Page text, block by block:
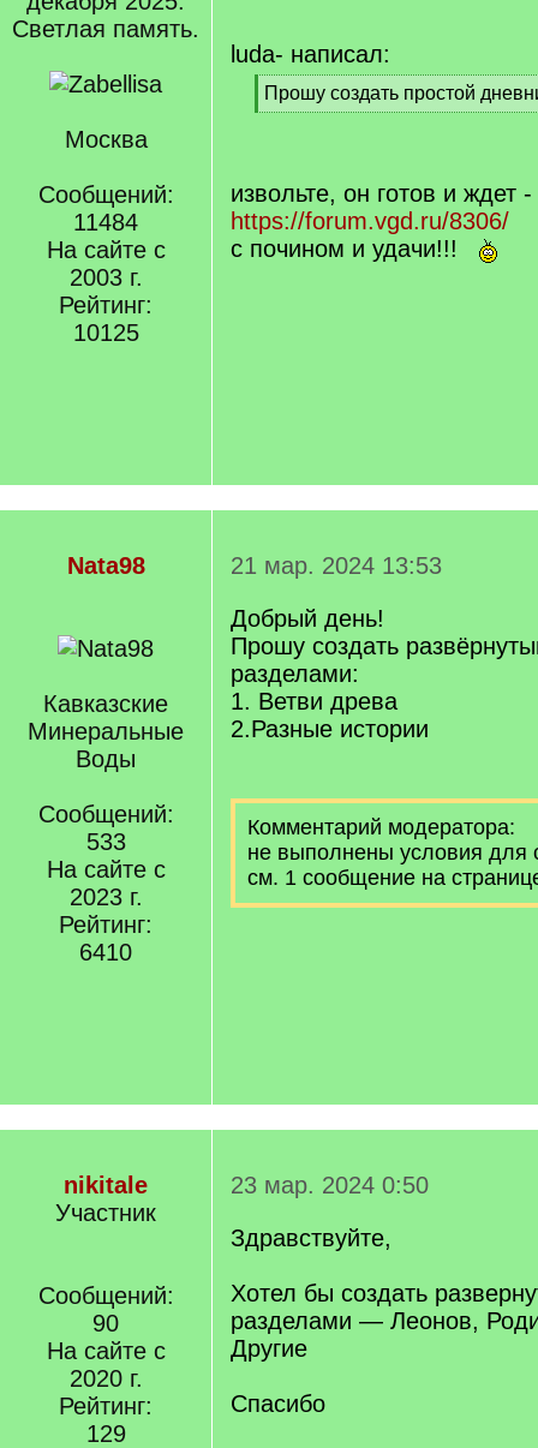
Светлая память.
Москва
Сообщений:
11484
На сайте с
2003 г.
Рейтинг:
10125
luda- написал:
[
q
Прошу создать простой
[
извольте, он готов и ждет -
https://forum.vgd.ru/8306/
с почином и удачи!!!
Nata98
Кавказские
Минеральные
Воды
Сообщений:
533
На сайте с
2023 г.
Рейтинг:
6410
21 мар. 2024 13:53
Добрый день!
Прошу создать
разделами:
1. Ветви древа
2.Разные истории
Комментарий модератора:
не выполнены условия для
см. 1 сообщение на
nikitale
Участник
Сообщений:
90
На сайте с
2020 г.
Рейтинг:
129
23 мар. 2024 0:50
Здравствуйте,
Хотел бы создать
разделами — Леонов,
Другие
Спасибо